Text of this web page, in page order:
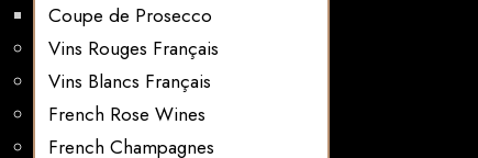
Coupe de Prosecco
Vins Rouges Français
Vins Blancs Français
French Rose Wines
French Champagnes